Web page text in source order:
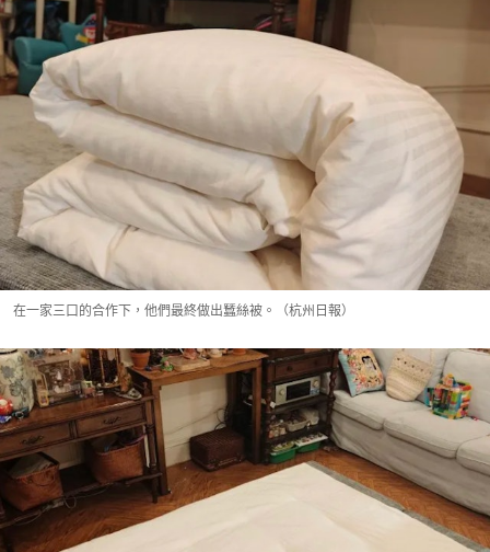
在一家三口的合作下，他們最終做出蠶絲被。（杭州日報）